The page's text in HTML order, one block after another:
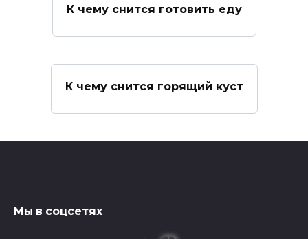
К чему снится готовить еду
К чему снится горящий куст
Мы в соцсетях